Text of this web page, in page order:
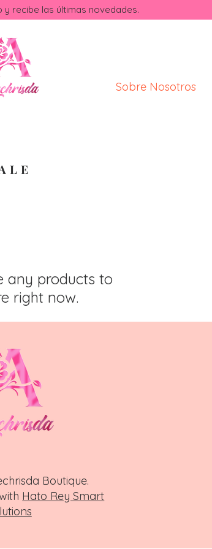
recibe las últimas novedades.​
Sobre Nosotros
any products to
right now.
Boutique.
Hato Rey Smart